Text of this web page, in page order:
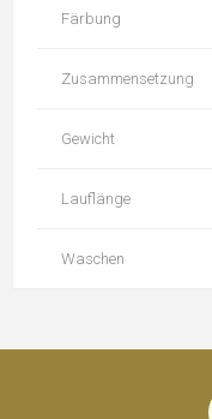
Färbung
Zusammensetzung
Gewicht
Lauflänge
Waschen